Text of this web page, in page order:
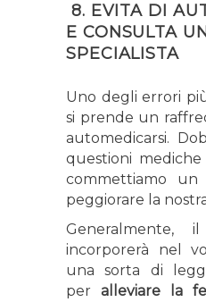
8. EVITA DI
E CONSULTA
SPECIALISTA
Uno degli errori
si prende un
automedicarsi.
questioni
commettiamo un
peggiorare la
Generalmente,
incorporerà nel
una sorta di
per alleviare la